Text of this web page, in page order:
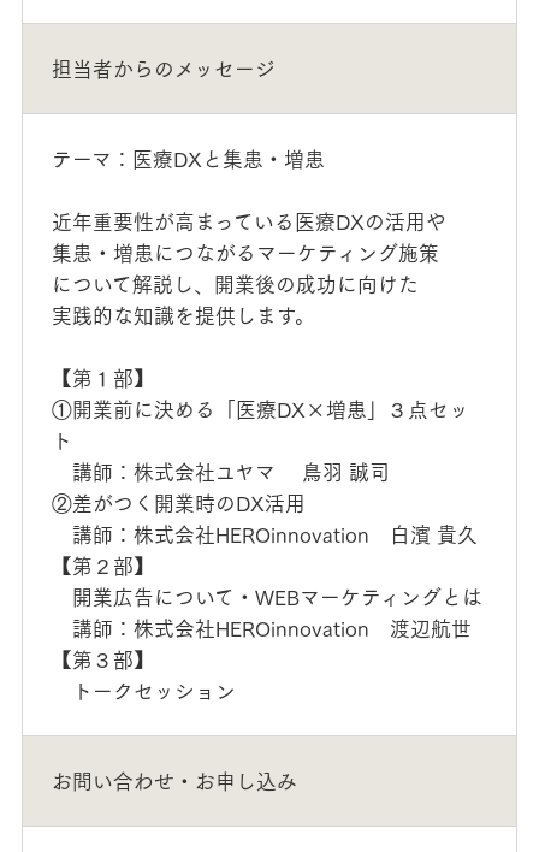
担当者からのメッセージ
テーマ：医療DXと集患・増患
近年重要性が高まっている医療DXの活用や
集患・増患につながるマーケティング施策
について解説し、開業後の成功に向けた
実践的な知識を提供します。
【第１部】
①開業前に決める「医療DX×増患」３点セッ
ト
講師：株式会社ユヤマ 鳥羽 誠司
②差がつく開業時のDX活用
講師：株式会社HEROinnovation 白濱 貴久
【第２部】
開業広告について・WEBマーケティングとは
講師：株式会社HEROinnovation 渡辺航世
【第３部】
トークセッション
お問い合わせ・お申し込み